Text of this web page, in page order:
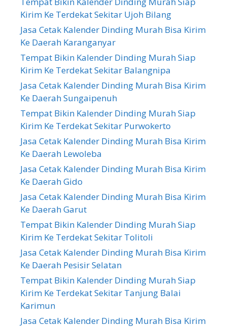
Kirim Ke Terdekat Sekitar Ujoh Bilang
Jasa Cetak Kalender Dinding Murah Bisa Kirim
Ke Daerah Karanganyar
Tempat Bikin Kalender Dinding Murah Siap
Kirim Ke Terdekat Sekitar Balangnipa
Jasa Cetak Kalender Dinding Murah Bisa Kirim
Ke Daerah Sungaipenuh
Tempat Bikin Kalender Dinding Murah Siap
Kirim Ke Terdekat Sekitar Purwokerto
Jasa Cetak Kalender Dinding Murah Bisa Kirim
Ke Daerah Lewoleba
Jasa Cetak Kalender Dinding Murah Bisa Kirim
Ke Daerah Gido
Jasa Cetak Kalender Dinding Murah Bisa Kirim
Ke Daerah Garut
Tempat Bikin Kalender Dinding Murah Siap
Kirim Ke Terdekat Sekitar Tolitoli
Jasa Cetak Kalender Dinding Murah Bisa Kirim
Ke Daerah Pesisir Selatan
Tempat Bikin Kalender Dinding Murah Siap
Kirim Ke Terdekat Sekitar Tanjung Balai
Karimun
Jasa Cetak Kalender Dinding Murah Bisa Kirim